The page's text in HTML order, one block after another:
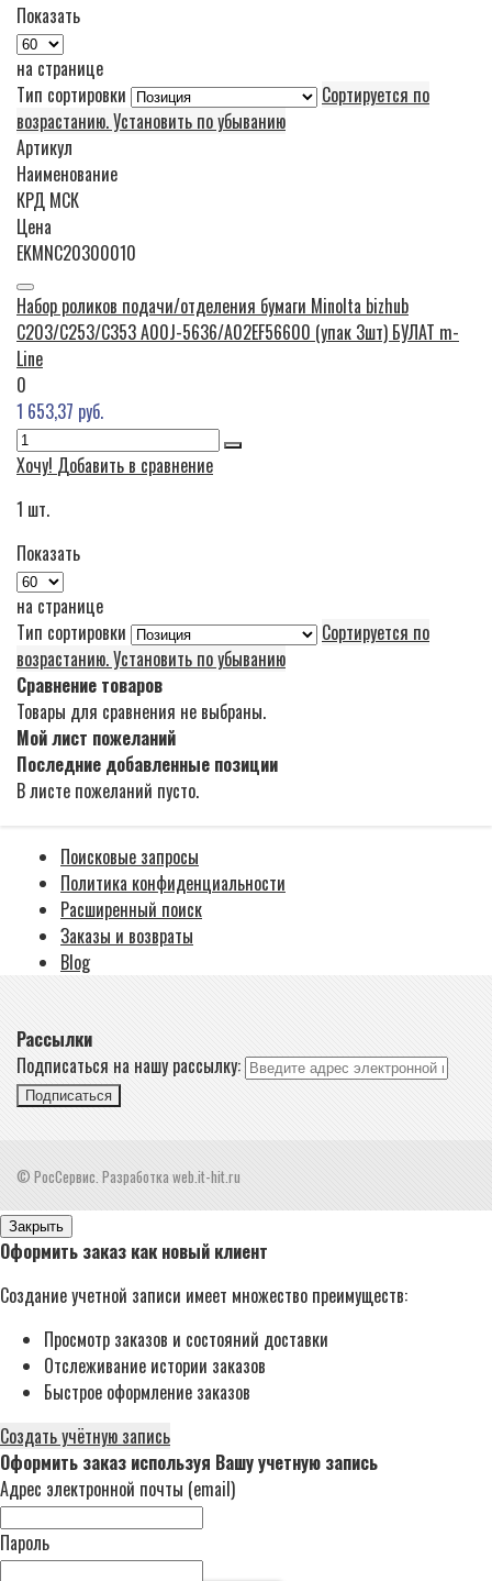
Показать
на странице
Тип сортировки
Сортируется по
возрастанию. Установить по убыванию
Артикул
Наименование
КРД МСК
Цена
EKMNC20300010
Набор роликов подачи/отделения бумаги Minolta bizhub
C203/C253/C353 A00J-5636/A02EF56600 (упак 3шт) БУЛАТ m-
Line
0
1 653,37 руб.
Хочу! Добавить в сравнение
1 шт.
Показать
на странице
Тип сортировки
Сортируется по
возрастанию. Установить по убыванию
Сравнение товаров
Товары для сравнения не выбраны.
Мой лист пожеланий
Последние добавленные позиции
В листе пожеланий пусто.
Поисковые запросы
Политика конфиденциальности
Расширенный поиск
Заказы и возвраты
Blog
Рассылки
Подписаться на нашу рассылку:
Подписаться
© РосСервис. Разработка web.it-hit.ru
Закрыть
Оформить заказ как новый клиент
Создание учетной записи имеет множество преимуществ:
Просмотр заказов и состояний доставки
Отслеживание истории заказов
Быстрое оформление заказов
Создать учётную запись
Оформить заказ используя Вашу учетную запись
Адрес электронной почты (email)
Пароль